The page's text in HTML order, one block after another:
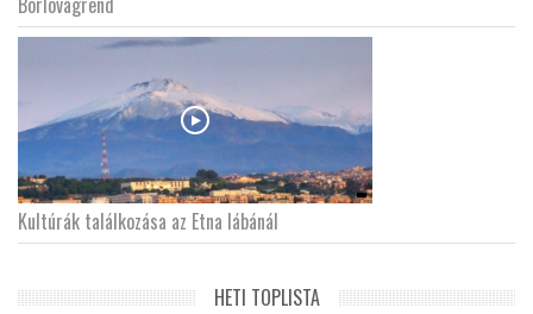
Kultúrák találkozása az Etna lábánál
HETI TOPLISTA